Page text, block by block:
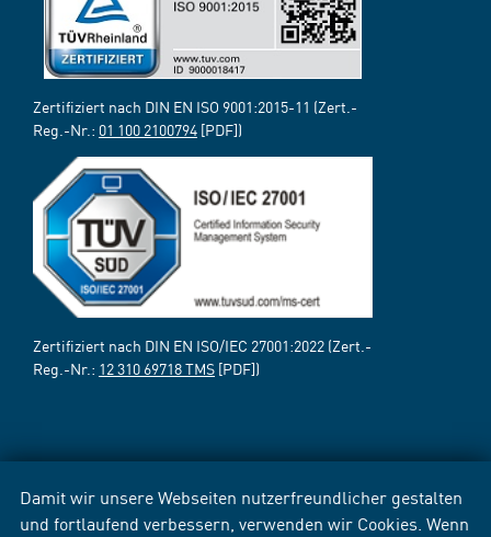
Damit wir unsere Webseiten nutzerfreundlicher gestalten
und fortlaufend verbessern, verwenden wir Cookies. Wenn
Zertifiziert nach DIN EN ISO 9001:2015-11 (Zert.-
Reg.-Nr.: 01 100 2100794 [PDF])
Zertifiziert nach DIN EN ISO/IEC 27001:2022 (Zert.-
Reg.-Nr.: 12 310 69718 TMS [PDF])